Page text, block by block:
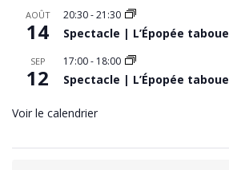
AOÛT
14
20:30-21:30
Spectacle | L’Épopée taboue
SEP
12
17:00- 18:00
Spectacle | L’Épopée taboue
Voir le calendrier